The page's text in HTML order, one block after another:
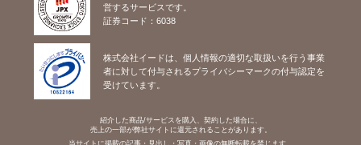
営するサービスです。
証券コード：6038
株式会社イードは、個人情報の適切な取扱いを行う事業
者に対して付与されるプライバシーマークの付与認定を
受けています。
紹介した商品/サービスを購入、契約した場合に、
売上の一部が弊社サイトに還元されることがあります。